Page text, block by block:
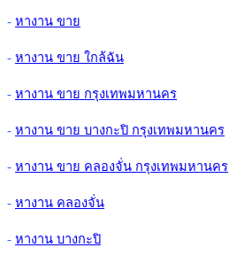
- หางาน ขาย
- หางาน ขาย ใกล้ฉัน
- หางาน ขาย กรุงเทพมหานคร
- หางาน ขาย บางกะปิ กรุงเทพมหานคร
- หางาน ขาย คลองจั่น กรุงเทพมหานคร
- หางาน คลองจั่น
- หางาน บางกะปิ